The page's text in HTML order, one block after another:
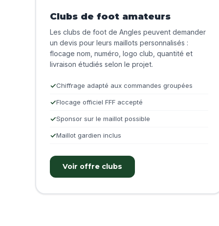
Clubs de foot amateurs
Les clubs de foot de Angles peuvent demander
un devis pour leurs maillots personnalisés :
flocage nom, numéro, logo club, quantité et
livraison étudiés selon le projet.
Chiffrage adapté aux commandes groupées
Flocage officiel FFF accepté
Sponsor sur le maillot possible
Maillot gardien inclus
Voir offre clubs